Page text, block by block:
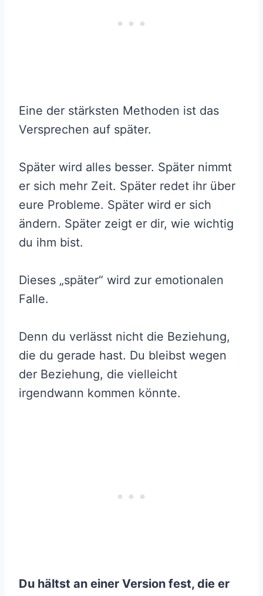
Eine der stärksten Methoden ist das
Versprechen auf später.
Später wird alles besser. Später nimmt
er sich mehr Zeit. Später redet ihr über
eure Probleme. Später wird er sich
ändern. Später zeigt er dir, wie wichtig
du ihm bist.
Dieses „später“ wird zur emotionalen
Falle.
Denn du verlässt nicht die Beziehung,
die du gerade hast. Du bleibst wegen
der Beziehung, die vielleicht
irgendwann kommen könnte.
Du hältst an einer Version fest, die er